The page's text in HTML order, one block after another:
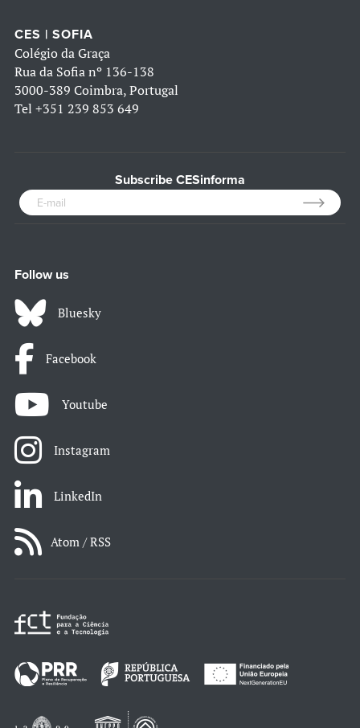
CES | SOFIA
Colégio da Graça
Rua da Sofia nº 136-138
3000-389 Coimbra, Portugal
Tel +351 239 853 649
Subscribe CESinforma
Follow us
Bluesky
Facebook
Youtube
Instagram
LinkedIn
Atom / RSS